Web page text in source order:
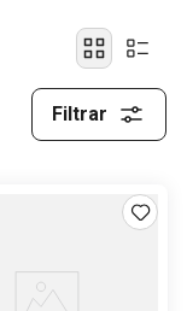
Filtrar